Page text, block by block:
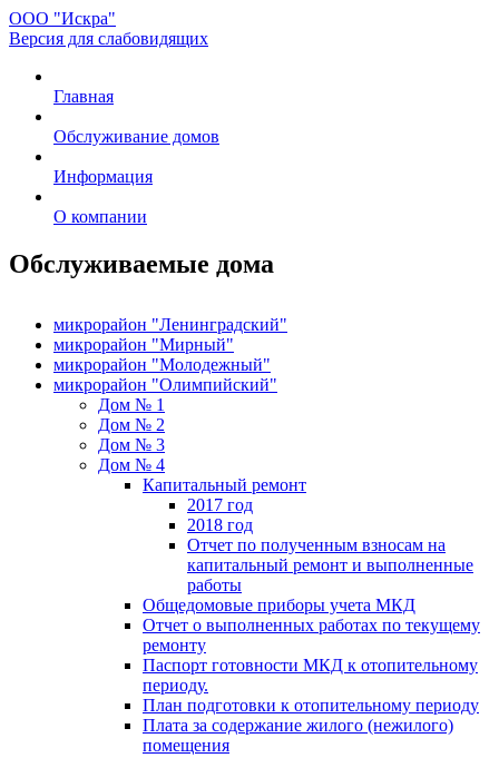
ООО "Искра"
Версия для слабовидящих
Главная
Обслуживание домов
Информация
О компании
Обслуживаемые дома
микрорайон "Ленинградский"
микрорайон "Мирный"
микрорайон "Молодежный"
микрорайон "Олимпийский"
Дом № 1
Дом № 2
Дом № 3
Дом № 4
Капитальный ремонт
2017 год
2018 год
Отчет по полученным взносам на
капитальный ремонт и выполненные
работы
Общедомовые приборы учета МКД
Отчет о выполненных работах по текущему
ремонту
Паспорт готовности МКД к отопительному
периоду.
План подготовки к отопительному периоду
Плата за содержание жилого (нежилого)
помещения